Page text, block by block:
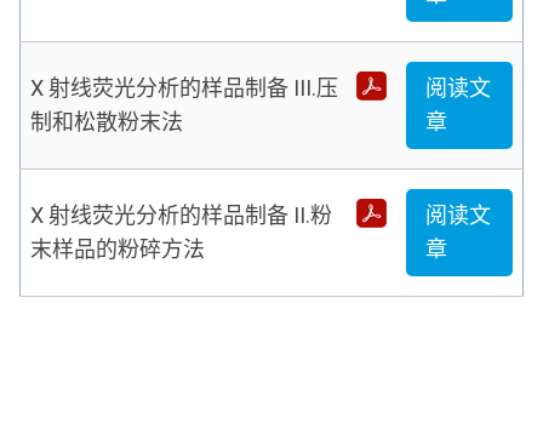
X 射线荧光分析的样品制备 III.压
制和松散粉末法
阅读文
章
X 射线荧光分析的样品制备 II.粉
末样品的粉碎方法
阅读文
章